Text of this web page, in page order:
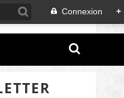
Connexion +